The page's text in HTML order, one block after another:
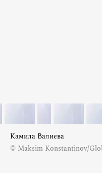
Камила Валиева
© Maksim Konstantinov/